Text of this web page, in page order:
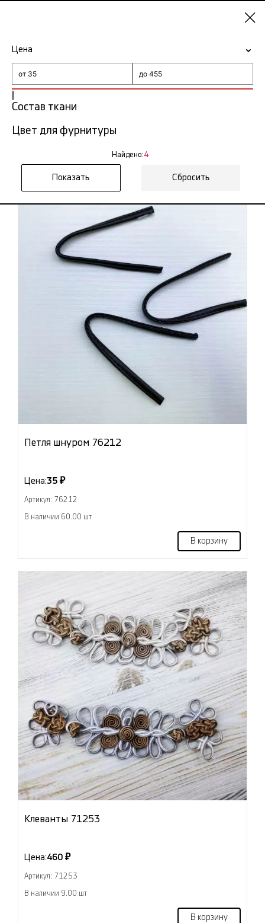
ГлавнаяКлеванты
Клеванты в Уфе
Показать все
Цена
Состав ткани
Цвет для фурнитуры
Найдено:4
Сбросить
Петля шнуром 76212
Цена:35 ₽
Артикул: 76212
В наличии 60.00 шт
В корзину
Клеванты 71253
Цена:460 ₽
Артикул: 71253
В наличии 9.00 шт
В корзину